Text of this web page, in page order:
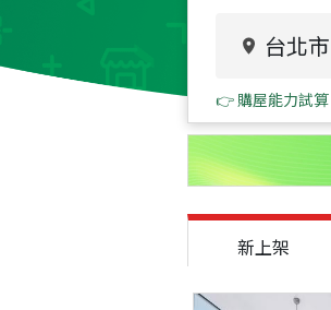
台北市
👉 購屋能力試
新上架